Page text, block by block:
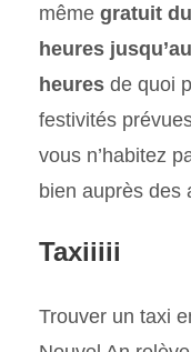
même gratuit
heures
heures de quoi
festivités
vous n’habitez
bien auprès des
Taxiiiii
Trouver un taxi